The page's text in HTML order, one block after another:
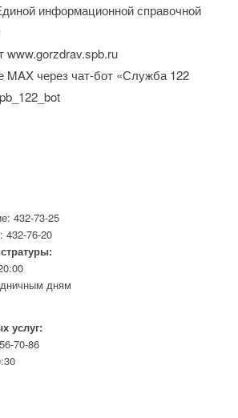
информационной справочной
www.gorzdrav.spb.ru
MAX через чат-бот «Служба 122
432-73-25
432-76-20
дням
услуг:
70-86